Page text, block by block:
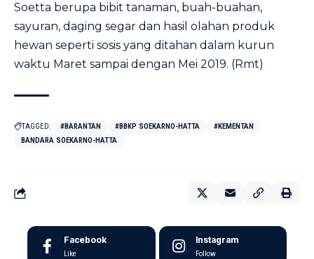
Soetta berupa bibit tanaman, buah-buahan,
sayuran, daging segar dan hasil olahan produk
hewan seperti sosis yang ditahan dalam kurun
waktu Maret sampai dengan Mei 2019. (Rmt)
TAGGED: #BARANTAN #BBKP SOEKARNO-HATTA
#KEMENTAN
BANDARA SOEKARNO-HATTA
Facebook
Like
Instagram
Follow